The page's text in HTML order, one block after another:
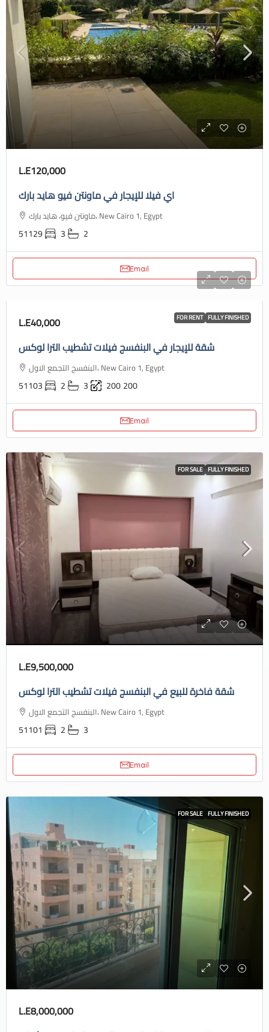
L.E120,000
اي فيلا للإيجار في ماونتن فيو هايد بارك
ماونتن فيو، هايد بارك، New Cairo 1, Egypt
51129 3 2
Email
FOR RENT FULLY FINISHED
L.E40,000
شقة للإيجار في البنفسج فيلات تشطيب الترا لوكس
البنفسج التجمع الاول، New Cairo 1, Egypt
51103 2 3 200200
Email
FOR SALE FULLY FINISHED
L.E9,500,000
شقة فاخرة للبيع في البنفسج فيلات تشطيب الترا لوكس
البنفسج التجمع الاول، New Cairo 1, Egypt
51101 2 3
Email
FOR SALE FULLY FINISHED
L.E8,000,000